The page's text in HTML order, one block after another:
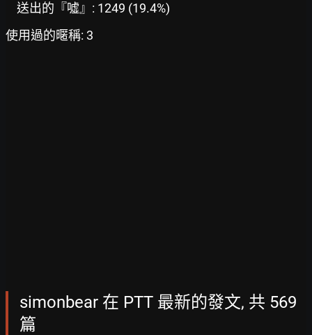
送出的『噓』: 1249 (19.4%)
使用過的暱稱: 3
simonbear 在 PTT 最新的發文, 共 569
篇